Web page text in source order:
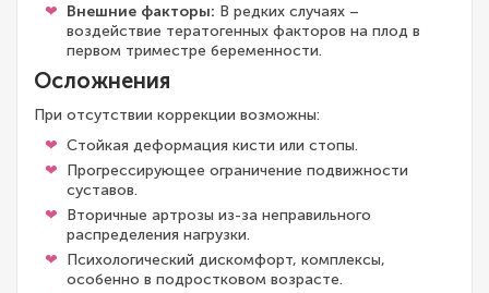
Внешние факторы: В редких случаях –
воздействие тератогенных факторов на плод в
первом триместре беременности.
Осложнения
При отсутствии коррекции возможны:
Стойкая деформация кисти или стопы.
Прогрессирующее ограничение подвижности
суставов.
Вторичные артрозы из-за неправильного
распределения нагрузки.
Психологический дискомфорт, комплексы,
особенно в подростковом возрасте.